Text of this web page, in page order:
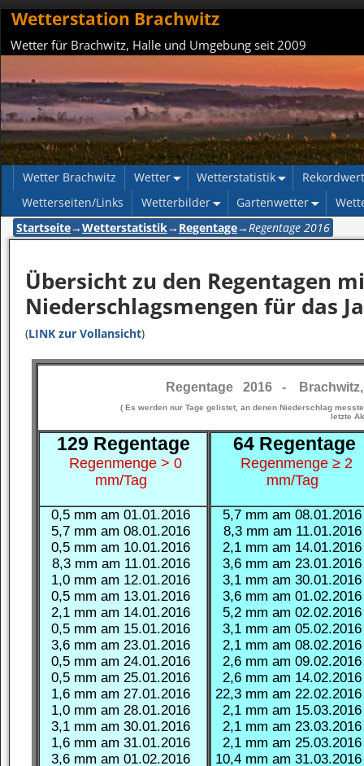
Wetterstation Brachwitz
Wetter für Brachwitz, Halle und Umgebung seit 2009
Wetter Brachwitz Wetter Wetterstatistik
Wetterseiten/Links
Wetterbilder Gartenwetter
Startseite→Wetterstatistik→ Regentage→ Regentage 2016
Übersicht zu den Regentagen
Niederschlagsmengen für das
(LINK zur Vollansicht)